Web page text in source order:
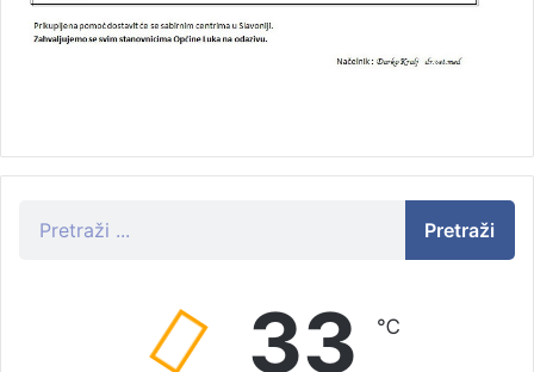
Pretraži
33 ℃